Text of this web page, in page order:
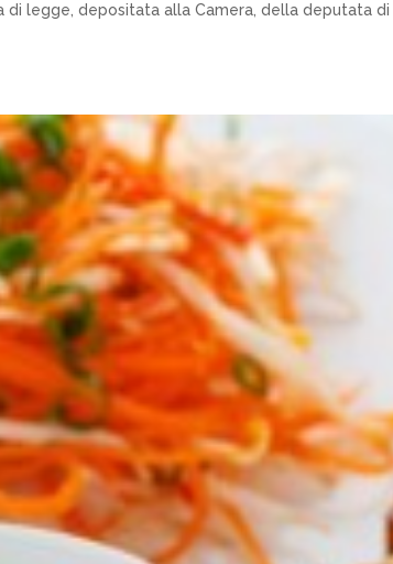
di legge, depositata alla Camera, della deputata